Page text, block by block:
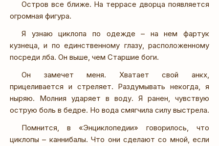
Остров все ближе. На террасе дворца появляется
огромная фигура.
Я узнаю циклопа по одежде – на нем фартук
кузнеца, и по единственному глазу, расположенному
посреди лба. Он выше, чем Старшие боги.
Он замечет меня. Хватает свой анкх,
прицеливается и стреляет. Раздумывать некогда, я
ныряю. Молния ударяет в воду. Я ранен, чувствую
острую боль в бедре. Но вода смягчила силу выстрела.
Помнится, в «Энциклопедии» говорилось, что
циклопы – каннибалы. Что они сделают со мной, если